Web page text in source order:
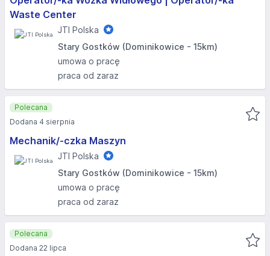
Waste Center
JTI Polska
Stary Gostków (Dominikowice - 15km)
umowa o pracę
praca od zaraz
Mechanik/-czka Maszyn
JTI Polska
Stary Gostków (Dominikowice - 15km)
umowa o pracę
praca od zaraz
Polecana
Dodana 4 sierpnia
Polecana
Dodana 22 lipca